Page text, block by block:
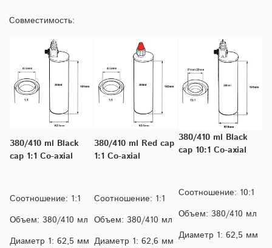
Совместимость:
380/410 ml Black
cap 1:1 Co-axial
Соотношение: 1:1
Объем: 380/410 мл
Диаметр 1: 62,5 мм
380/410 ml Red cap
1:1 Co-axial
Соотношение: 1:1
Объем: 380/410 мл
Диаметр 1: 62,6 мм
380/410 ml Black
cap 10:1 Co-axial
Соотношение: 10:1
Объем: 380/410 мл
Диаметр 1: 62,5 мм